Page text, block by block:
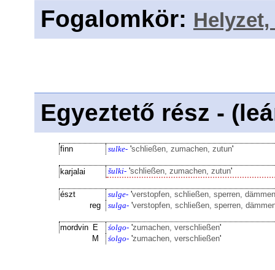
Fogalomkör:
Egyeztető rész -
finn sulke- 'schließen, zumachen, zutun'
karjalai šulki- 'schließen, zumachen, zutun'
észt sulge- 'verstopfen, schließen, sperren,
reg
sulga- 'verstopfen, schließen, sperren,
mordvin E śolgo- 'zumachen, verschließen'
M
śolgo- 'zumachen, verschließen'